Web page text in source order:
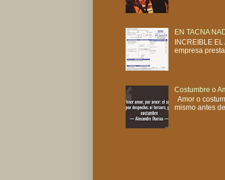
EN TACNA
INCREIBLE
empresa
Costumbre o
Amor o
mismo antes